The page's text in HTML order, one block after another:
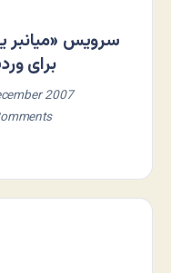
سرویس «میانبر
برای
2007